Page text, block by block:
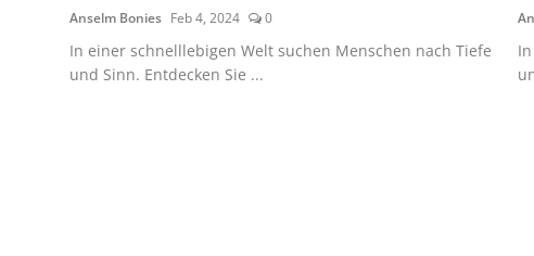
Anselm Bonies Feb 4, 2024 0
In einer schnelllebigen Welt suchen Menschen nach Tiefe
und Sinn. Entdecken Sie ...